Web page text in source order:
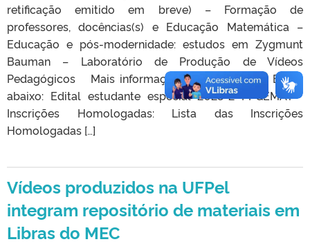
retificação emitido em breve) – Formação de
professores, docências(s) e Educação Matemática –
Educação e pós-modernidade: estudos em Zygmunt
Bauman – Laboratório de Produção de Vídeos
Pedagógicos Mais informações disponíveis do Edital
abaixo: Edital estudante especial 2023-2 PPGEMAT
Inscrições Homologadas: Lista das Inscrições
Homologadas […]
Vídeos produzidos na UFPel
integram repositório de materiais em
Libras do MEC